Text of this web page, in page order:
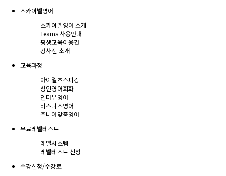
스카이벨영어
스카이벨영어 소개
Teams 사용안내
평생교육이용권
강사진 소개
교육과정
아이엘츠스피킹
성인영어회화
인터뷰영어
비즈니스영어
주니어맞춤영어
무료레벨테스트
레벨시스템
레벨테스트 신청
수강신청/수강료